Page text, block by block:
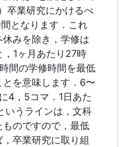
卒業研究にかけるべ
となります．これ
みを除き，学修は
1ヶ月あたり27時
間の学修時間を最低
を意味します．6〜
4，5コマ．1日あた
いうラインは，文科
のですので，最低
卒業研究に取り組